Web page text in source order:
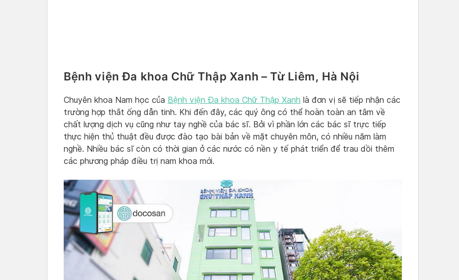
Bệnh viện Đa khoa Chữ Thập Xanh – Từ Liêm, Hà Nội
Chuyên khoa Nam học của Bệnh viện Đa khoa Chữ Thập Xanh là đơn vị sẽ tiếp nhận các
trường hợp thắt ống dẫn tinh. Khi đến đây, các quý ông có thể hoàn toàn an tâm về
chất lượng dịch vụ cũng như tay nghề của bác sĩ. Bởi vì phần lớn các bác sĩ trực tiếp
thực hiện thủ thuật đều được đào tạo bài bản về mặt chuyên môn, có nhiều năm làm
nghề. Nhiều bác sĩ còn có thời gian ở các nước có nền y tế phát triển để trau dồi thêm
các phương pháp điều trị nam khoa mới.